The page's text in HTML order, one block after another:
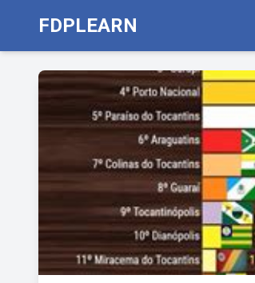
FDPLEARN